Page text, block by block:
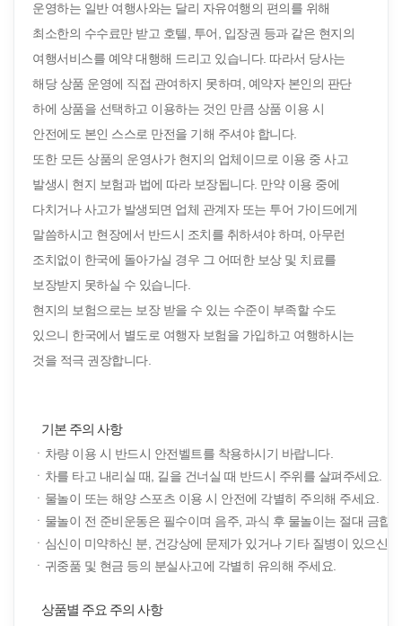
운영하는 일반 여행사와는 달리 자유여행의 편의를 위해
최소한의 수수료만 받고 호텔, 투어, 입장권 등과 같은 현지의
여행서비스를 예약 대행해 드리고 있습니다. 따라서 당사는
해당 상품 운영에 직접 관여하지 못하며, 예약자 본인의 판단
하에 상품을 선택하고 이용하는 것인 만큼 상품 이용 시
안전에도 본인 스스로 만전을 기해 주셔야 합니다.
또한 모든 상품의 운영사가 현지의 업체이므로 이용 중 사고
발생시 현지 보험과 법에 따라 보장됩니다. 만약 이용 중에
다치거나 사고가 발생되면 업체 관계자 또는 투어 가이드에게
말씀하시고 현장에서 반드시 조치를 취하셔야 하며, 아무런
조치없이 한국에 돌아가실 경우 그 어떠한 보상 및 치료를
보장받지 못하실 수 있습니다.
현지의 보험으로는 보장 받을 수 있는 수준이 부족할 수도
있으니 한국에서 별도로 여행자 보험을 가입하고 여행하시는
것을 적극 권장합니다.
기본 주의 사항
ㆍ차량 이용 시 반드시 안전벨트를 착용하시기 바랍니다.
ㆍ차를 타고 내리실 때, 길을 건너실 때 반드시 주위를 살펴주세요.
ㆍ물놀이 또는 해양 스포츠 이용 시 안전에 각별히 주의해 주세요.
ㆍ물놀이 전 준비운동은 필수이며 음주, 과식 후 물놀이는 절대 금합
ㆍ심신이 미약하신 분, 건강상에 문제가 있거나 기타 질병이 있으신
ㆍ귀중품 및 현금 등의 분실사고에 각별히 유의해 주세요.
상품별 주요 주의 사항